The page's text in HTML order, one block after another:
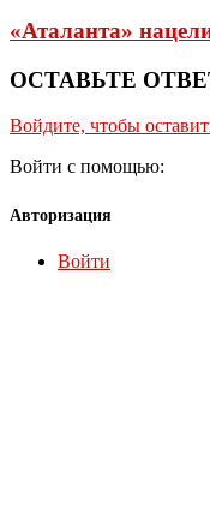
«Аталанта»
ОСТАВЬТЕ
Войдите, чтобы
Войти с помощью:
Авторизация
Войти